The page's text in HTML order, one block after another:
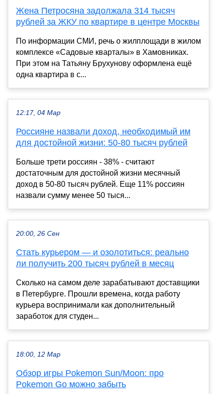
Жена Петросяна задолжала 314 тысяч
рублей за ЖКУ по квартире в центре Москвы
По информации СМИ, речь о жилплощади в жилом
комплексе «Садовые кварталы» в Хамовниках.
При этом на Татьяну Брухунову оформлена ещё
одна квартира в с...
12:17, 04 Мар
Россияне назвали доход, необходимый им
для достойной жизни: 50-80 тысяч рублей
Больше трети россиян - 38% - считают
достаточным для достойной жизни месячный
доход в 50-80 тысяч рублей. Еще 11% россиян
назвали сумму менее 50 тыся...
20:00, 26 Сен
Стать курьером — и озолотиться: реально
ли получить 200 тысяч рублей в месяц
Сколько на самом деле зарабатывают доставщики
в Петербурге. Прошли времена, когда работу
курьера воспринимали как дополнительный
заработок для студен...
18:00, 12 Мар
Обзор игры Pokemon Sun/Moon: про
Pokemon Go можно забыть